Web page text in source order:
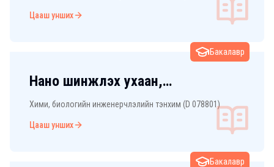
Цааш унших
Бакалавр
Нано шинжлэх ухаан,
инженерчлэл
Хими, биологийн инженерчлэлийн тэнхим (D 078801)
Цааш унших
Бакалавр